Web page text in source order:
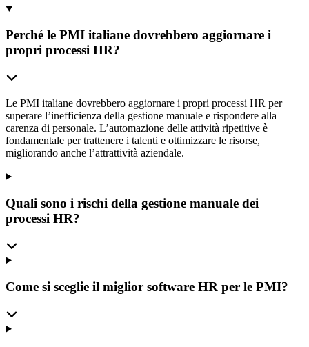
Perché le PMI italiane dovrebbero aggiornare i
propri processi HR?
Le PMI italiane dovrebbero aggiornare i propri processi HR per
superare l’inefficienza della gestione manuale e rispondere alla
carenza di personale. L’automazione delle attività ripetitive è
fondamentale per trattenere i talenti e ottimizzare le risorse,
migliorando anche l’attrattività aziendale.
Quali sono i rischi della gestione manuale dei
processi HR?
Come si sceglie il miglior software HR per le PMI?